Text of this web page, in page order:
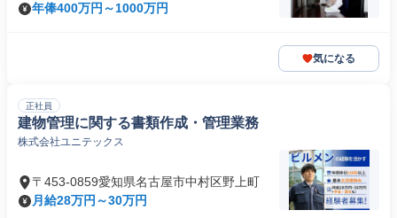
年俸400万円～1000万円
気になる
正社員
建物管理に関する書類作成・管理業務
株式会社ユニテックス
〒453-0859愛知県名古屋市中村区野上町
月給28万円～30万円